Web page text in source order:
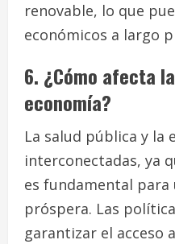
renovable, lo que
económicos a largo
6. ¿Cómo afecta
economía?
La salud pública y la
interconectadas, ya
es fundamental para
próspera. Las
garantizar el acceso